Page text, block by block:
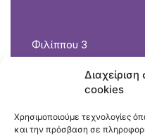
Διαχείριση
cookies
Χρησιμοποιούμε τεχνολογίες
και την πρόσβαση σε
Φιλίππου 3
2310 751 072
Δευτέρα-Παρασκευή